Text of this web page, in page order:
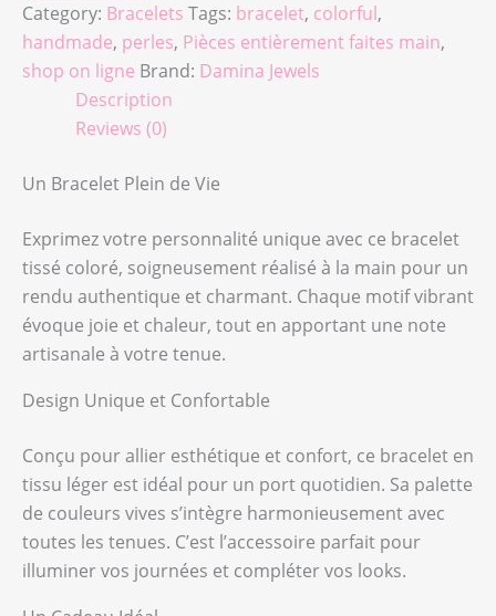
Category: Bracelets Tags: bracelet, colorful,
handmade, perles, Pièces entièrement faites main,
shop on ligne Brand: Damina Jewels
Description
Reviews (0)
Un Bracelet Plein de Vie
Exprimez votre personnalité unique avec ce bracelet
tissé coloré, soigneusement réalisé à la main pour un
rendu authentique et charmant. Chaque motif vibrant
évoque joie et chaleur, tout en apportant une note
artisanale à votre tenue.
Design Unique et Confortable
Conçu pour allier esthétique et confort, ce bracelet en
tissu léger est idéal pour un port quotidien. Sa palette
de couleurs vives s’intègre harmonieusement avec
toutes les tenues. C’est l’accessoire parfait pour
illuminer vos journées et compléter vos looks.